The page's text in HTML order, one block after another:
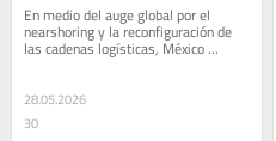
En medio del auge global por el
nearshoring y la reconfiguración de
las cadenas logísticas, México
comenzó a enviar señales
28.05.2026
30